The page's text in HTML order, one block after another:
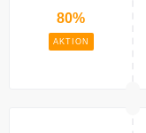
80%
AKTION